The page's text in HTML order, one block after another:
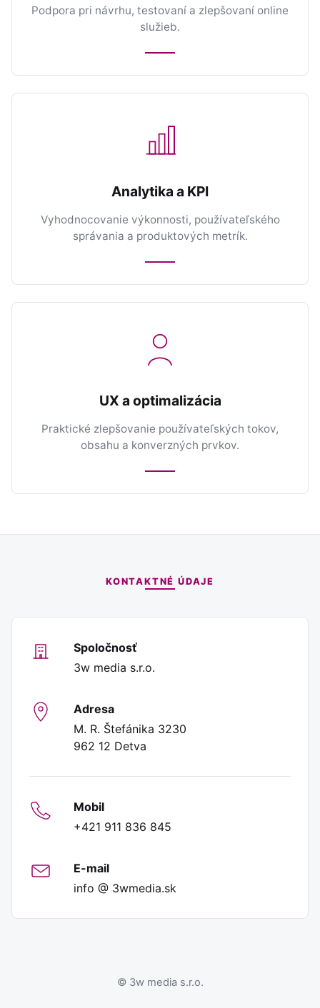
Podpora pri návrhu, testovaní a zlepšovaní online
služieb.
Analytika a KPI
Vyhodnocovanie výkonnosti, používateľského
správania a produktových metrík.
UX a optimalizácia
Praktické zlepšovanie používateľských tokov,
obsahu a konverzných prvkov.
KONTAKTNÉ ÚDAJE
Spoločnosť
3w media s.r.o.
Adresa
M. R. Štefánika 3230
962 12 Detva
Mobil
+421 911 836 845
E-mail
info @ 3wmedia.sk
© 3w media s.r.o.